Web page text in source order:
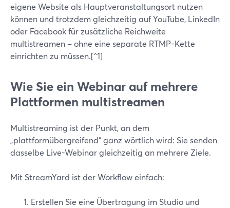
eigene Website als Hauptveranstaltungsort nutzen
können und trotzdem gleichzeitig auf YouTube, LinkedIn
oder Facebook für zusätzliche Reichweite
multistreamen – ohne eine separate RTMP-Kette
einrichten zu müssen.[^1]
Wie Sie ein Webinar auf mehrere
Plattformen multistreamen
Multistreaming ist der Punkt, an dem
„plattformübergreifend“ ganz wörtlich wird: Sie senden
dasselbe Live-Webinar gleichzeitig an mehrere Ziele.
Mit StreamYard ist der Workflow einfach:
Erstellen Sie eine Übertragung im Studio und